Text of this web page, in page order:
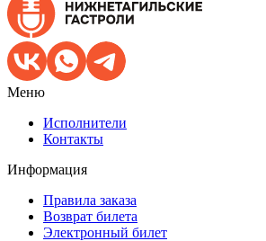
Меню
Исполнители
Контакты
Информация
Правила заказа
Возврат билета
Электронный билет